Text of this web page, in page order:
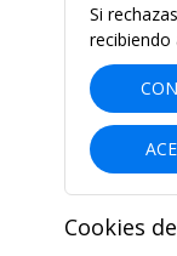
Si
recibiendo
Cookies